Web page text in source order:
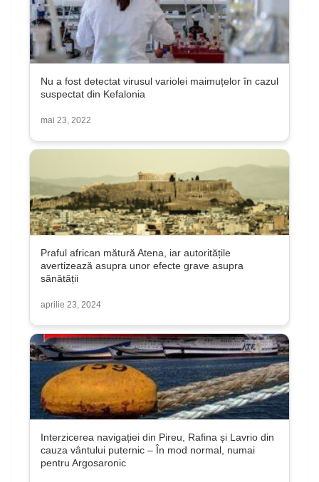
Nu a fost detectat virusul variolei maimuțelor în cazul
suspectat din Kefalonia
mai 23, 2022
Praful african mătură Atena, iar autoritățile
avertizează asupra unor efecte grave asupra
sănătății
aprilie 23, 2024
Interzicerea navigației din Pireu, Rafina și Lavrio din
cauza vântului puternic – În mod normal, numai
pentru Argosaronic